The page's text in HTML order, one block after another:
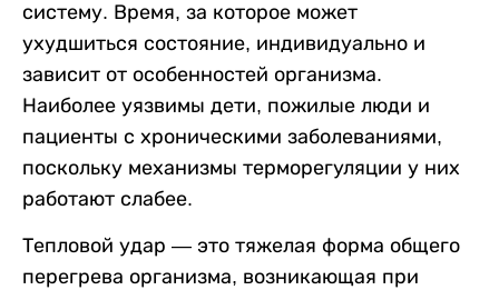
систему. Время, за которое может
ухудшиться состояние, индивидуально и
зависит от особенностей организма.
Наиболее уязвимы дети, пожилые люди и
пациенты с хроническими заболеваниями,
поскольку механизмы терморегуляции у них
работают слабее.
Тепловой удар — это тяжелая форма общего
перегрева организма, возникающая при